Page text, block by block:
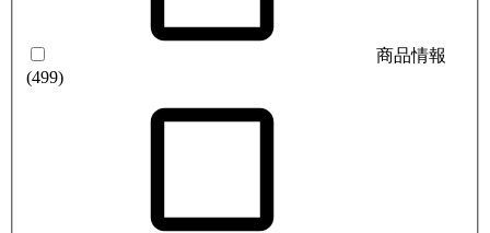
商品情報
(499)